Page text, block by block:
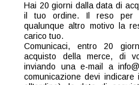
Hai 20 giorni dalla data di
il tuo ordine. Il reso per
qualunque altro motivo la
carico tuo.
Comunicaci, entro 20
acquisto della merce, di
inviando una e-mail a
comunicazione devi